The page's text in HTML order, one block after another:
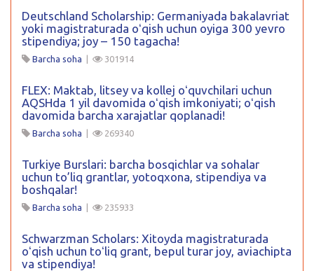
Deutschland Scholarship: Germaniyada bakalavriat
yoki magistraturada oʻqish uchun oyiga 300 yevro
stipendiya; joy – 150 tagacha!
Barcha soha | 301914
FLEX: Maktab, litsey va kollej oʻquvchilari uchun
AQSHda 1 yil davomida oʻqish imkoniyati; oʻqish
davomida barcha xarajatlar qoplanadi!
Barcha soha | 269340
Turkiye Burslari: barcha bosqichlar va sohalar
uchun to’liq grantlar, yotoqxona, stipendiya va
boshqalar!
Barcha soha | 235933
Schwarzman Scholars: Xitoyda magistraturada
oʻqish uchun toʻliq grant, bepul turar joy, aviachipta
va stipendiya!